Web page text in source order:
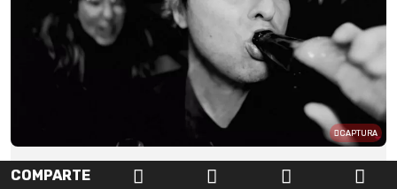
CAPTURA
COMPARTE